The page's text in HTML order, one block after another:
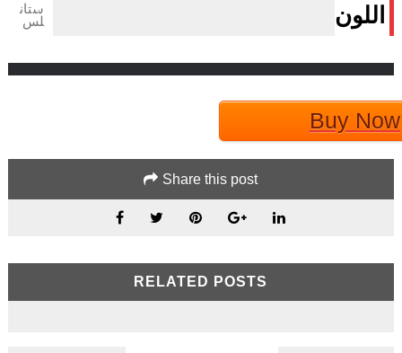
اللون
ستان
لس
Buy Now
Share this post
RELATED POSTS